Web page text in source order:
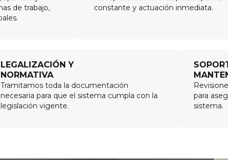
de trabajo,
constante y actuación inmediata.
LEGALIZACIÓN Y
NORMATIVA
Tramitamos toda la documentación
necesaria para que el sistema cumpla con la
legislación vigente.
para
sistema.